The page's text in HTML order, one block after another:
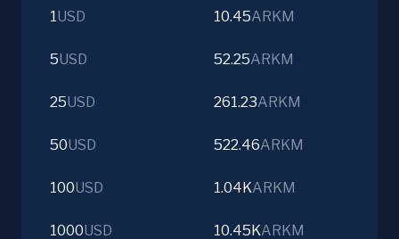
1USD 10.45ARKM
5USD 52.25ARKM
25USD 261.23ARKM
50USD 522.46ARKM
100USD 1.04KARKM
1000USD 10.45KARKM